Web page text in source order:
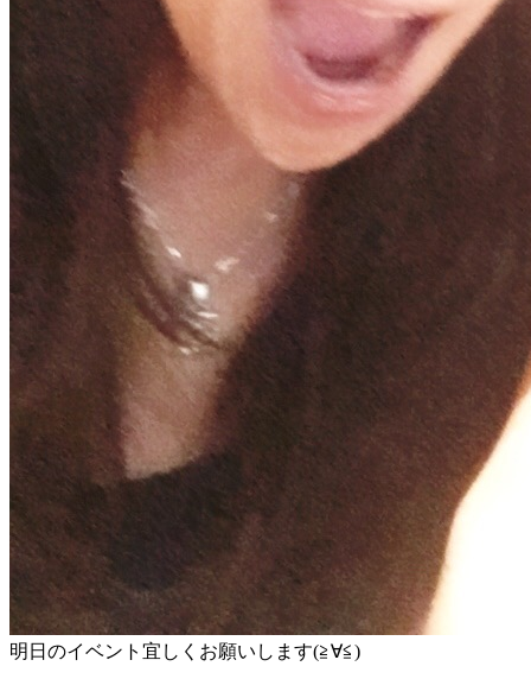
明日のイベント宜しくお願いします(≧∀≦)